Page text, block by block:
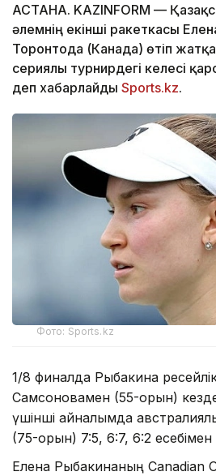
АСТАНА. KAZINFORM —
әлемнің екінші ракеткасы
Торонтода (Канада) өтіп
сериялы турнирдегі келесі
деп хабарлайды Sports.kz.
Фото: Sports.kz
1/8 финалда Рыбакина
Самсоновамен (55-орын)
үшінші айналымда
(75-орын) 7:5, 6:7, 6:2 есебімен
Елена Рыбакинаның Canadian